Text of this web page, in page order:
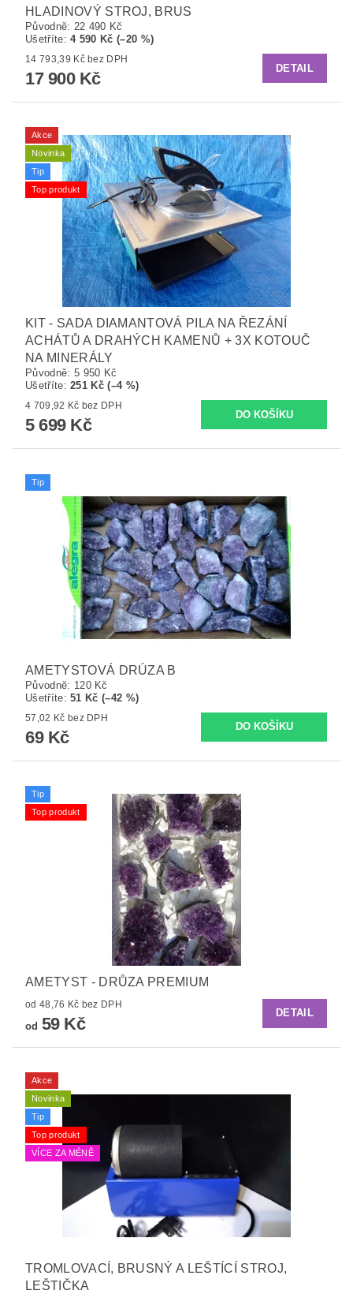
HLADINOVÝ STROJ, BRUS
Původně: 22 490 Kč
Ušetříte:4 590 Kč (–20 %)
14 793,39 Kč bez DPH
17 900 Kč
DETAIL
Akce
Novinka
Tip
Top produkt
KIT - SADA DIAMANTOVÁ PILA NA ŘEZÁNÍ
ACHÁTŮ A DRAHÝCH KAMENŮ + 3X KOTOUČ
NA MINERÁLY
Původně: 5 950 Kč
Ušetříte:251 Kč (–4 %)
4 709,92 Kč bez DPH
5 699 Kč
Tip
AMETYSTOVÁ DRÚZA B
Původně: 120 Kč
Ušetříte:51 Kč (–42 %)
57,02 Kč bez DPH
69 Kč
Tip
Top produkt
AMETYST - DRŮZA PREMIUM
od 48,76 Kč bez DPH
od 59 Kč
DETAIL
Akce
Novinka
Tip
Top produkt
VÍCE ZA MÉNĚ
TROMLOVACÍ, BRUSNÝ A LEŠTÍCÍ STROJ,
LEŠTIČKA